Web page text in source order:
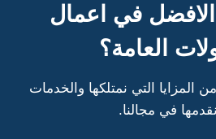
الافضل في اعمال
العامة؟
المزايا التي نمتلكها والخدمات
في مجالنا.